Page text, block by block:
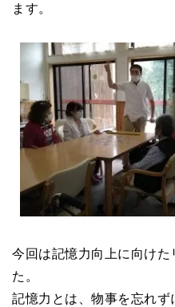
ます。
今回は記憶力向上に向け
た。
記憶力とは、物事を忘れず